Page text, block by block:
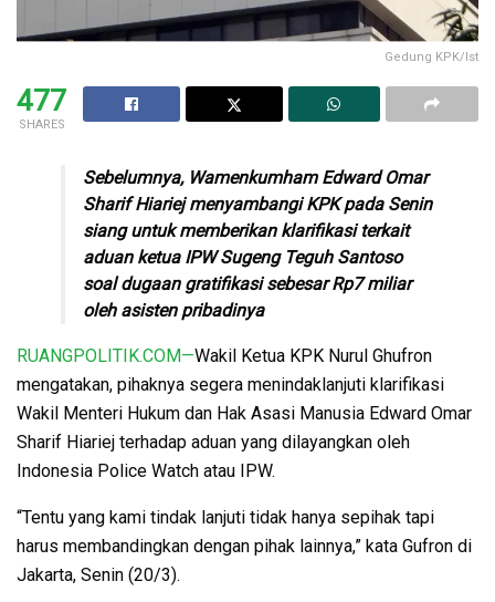
Gedung KPK/Ist
477
SHARES
Sebelumnya, Wamenkumham Edward Omar
Sharif Hiariej menyambangi KPK pada Senin
siang untuk memberikan klarifikasi terkait
aduan ketua IPW Sugeng Teguh Santoso
soal dugaan gratifikasi sebesar Rp7 miliar
oleh asisten pribadinya
RUANGPOLITIK.COM—Wakil Ketua KPK Nurul Ghufron
mengatakan, pihaknya segera menindaklanjuti klarifikasi
Wakil Menteri Hukum dan Hak Asasi Manusia Edward Omar
Sharif Hiariej terhadap aduan yang dilayangkan oleh
Indonesia Police Watch atau IPW.
“Tentu yang kami tindak lanjuti tidak hanya sepihak tapi
harus membandingkan dengan pihak lainnya,” kata Gufron di
Jakarta, Senin (20/3).